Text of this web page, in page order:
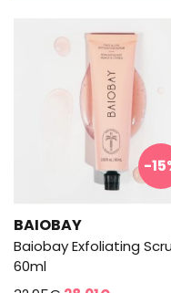
-
BAIOBAY
Baiobay Exfoliating
60ml